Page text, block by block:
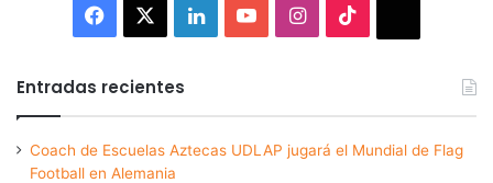
Facebook LinkedInYouTubeInstagram
Entradas recientes
Coach de Escuelas Aztecas UDLAP jugará el Mundial de Flag
Football en Alemania